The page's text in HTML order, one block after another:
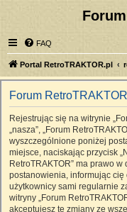
FAQ
Portal RetroTRAKTOR.pl
Forum
Rejestrując się na witrynie
„nasza”, „Forum
wyszczególnione poniżej
miejsce, naciskając przycisk
RetroTRAKTOR” ma prawo
postanowienia, informując
użytkownicy sami regularnie
witryny „Forum
akceptujesz te zmiany ze